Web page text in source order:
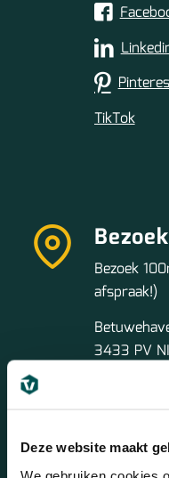
Deze website maakt
We gebruiken cookies
TikTok
Bezoek
afspraak!)
3433 PV